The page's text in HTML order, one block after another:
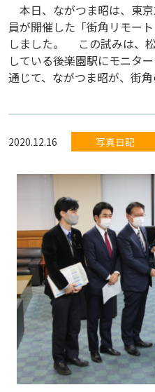
本日、ながつま昭は、東
員が開催した「街角リモー
しました。 この試みは、
している後楽園駅にモニタ
通じて、ながつま昭が、街
2020.12.16 写真日記